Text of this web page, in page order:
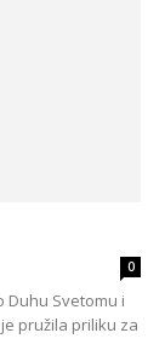
0
Duhu Svetomu i
pružila priliku za